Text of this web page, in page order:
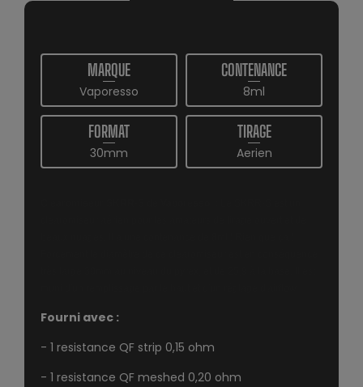
MARQUE
Vaporesso
CONTENANCE
8ml
FORMAT
30mm
TIRAGE
Aerien
Fourni avec :
- 1 resistance QF strip 0,15 ohm
- 1 resistance QF meshed 0,20 ohm